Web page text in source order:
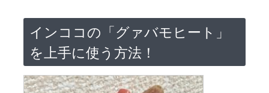
インココの「グァバモヒート」
を上手に使う方法！